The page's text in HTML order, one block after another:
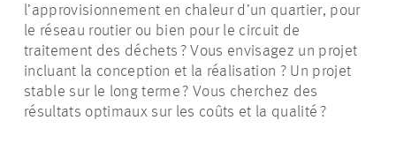
l’approvisionnement en chaleur d’un quartier, pour
le réseau routier ou bien pour le circuit de
traitement des déchets ? Vous envisagez un projet
incluant la conception et la réalisation ? Un projet
stable sur le long terme ? Vous cherchez des
résultats optimaux sur les coûts et la qualité ?